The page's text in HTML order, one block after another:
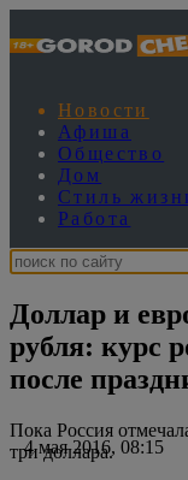
Новости
Афиша
Общество
Дом
Стиль
Работа
Доллар и
рубля: курс
после
4 мая 2016, 08:15
Пока Россия
три доллара.